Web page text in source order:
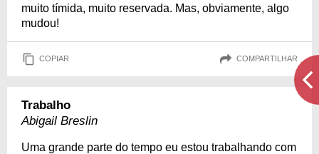
muito tímida, muito reservada. Mas, obviamente, algo
mudou!
COPIAR COMPARTILHAR
Trabalho
Abigail Breslin
Uma grande parte do tempo eu estou trabalhando com